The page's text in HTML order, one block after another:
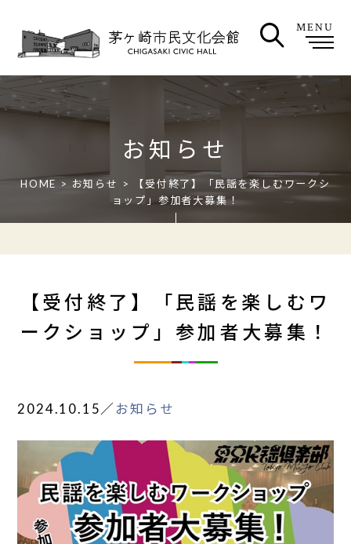
MENU
お知らせ
HOME > お知らせ
> 【受付終了】「民謡を楽しむワークシ
ョップ」参加者大募集！
【受付終了】「民謡を楽しむワ
ークショップ」参加者大募集！
2024.10.15／ お知らせ